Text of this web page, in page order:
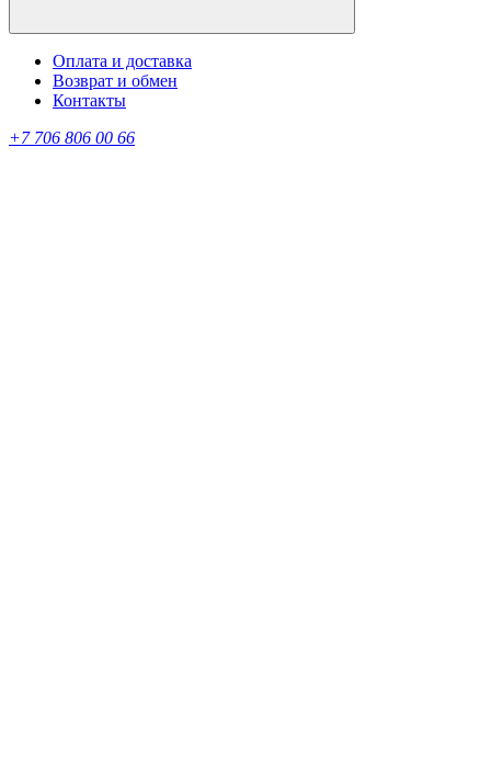
Оплата и доставка
Возврат и обмен
Контакты
+7 706 806 00 66